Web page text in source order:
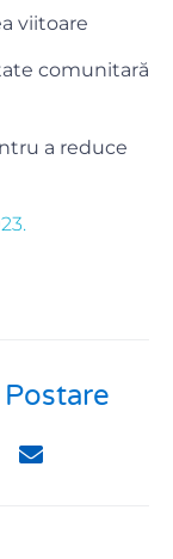
viitoare
comunitară
a reduce